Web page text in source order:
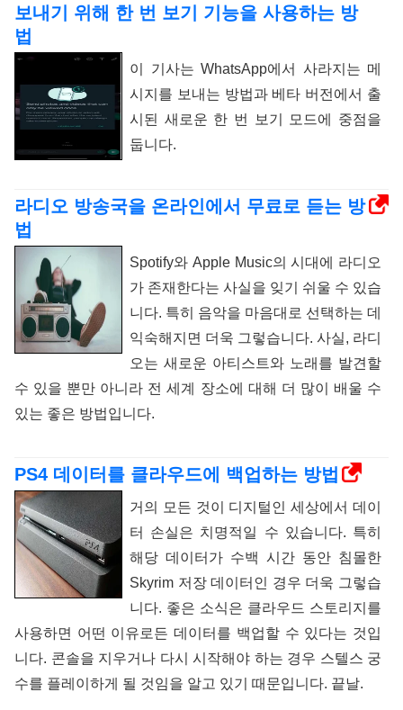
보내기 위해 한 번 보기 기능을 사용하는 방
법
이 기사는 WhatsApp에서 사라지는 메
시지를 보내는 방법과 베타 버전에서 출
시된 새로운 한 번 보기 모드에 중점을
둡니다.
라디오 방송국을 온라인에서 무료로 듣는 방
법
Spotify와 Apple Music의 시대에 라디오
가 존재한다는 사실을 잊기 쉬울 수 있습
니다. 특히 음악을 마음대로 선택하는 데
익숙해지면 더욱 그렇습니다. 사실, 라디
오는 새로운 아티스트와 노래를 발견할
수 있을 뿐만 아니라 전 세계 장소에 대해 더 많이 배울 수
있는 좋은 방법입니다.
PS4 데이터를 클라우드에 백업하는 방법
거의 모든 것이 디지털인 세상에서 데이
터 손실은 치명적일 수 있습니다. 특히
해당 데이터가 수백 시간 동안 침몰한
Skyrim 저장 데이터인 경우 더욱 그렇습
니다. 좋은 소식은 클라우드 스토리지를
사용하면 어떤 이유로든 데이터를 백업할 수 있다는 것입
니다. 콘솔을 지우거나 다시 시작해야 하는 경우 스텔스 궁
수를 플레이하게 될 것임을 알고 있기 때문입니다. 끝날.